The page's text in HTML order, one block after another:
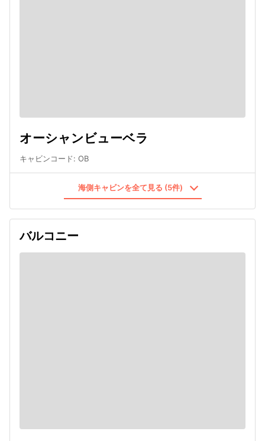
オーシャンビューベラ
キャビンコード: OB
海側キャビンを全て見る (5件)
バルコニー